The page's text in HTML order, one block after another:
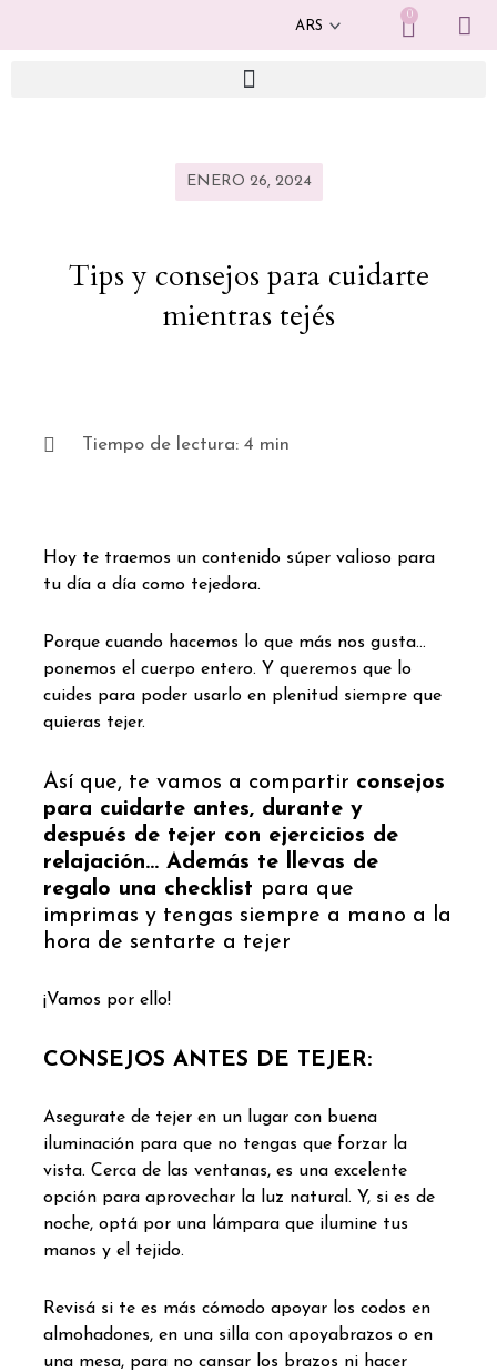
0
Cart
ENERO 26, 2024
Tips y consejos para cuidarte
mientras tejés
Tiempo de lectura: 4 min
Hoy te traemos un contenido súper valioso para
tu día a día como tejedora.
Porque cuando hacemos lo que más nos gusta…
ponemos el cuerpo entero. Y queremos que lo
cuides para poder usarlo en plenitud siempre que
quieras tejer.
Así que, te vamos a compartir consejos
para cuidarte antes, durante y
después de tejer con ejercicios de
relajación… Además te llevas de
regalo una checklist para que
imprimas y tengas siempre a mano a la
hora de sentarte a tejer
¡Vamos por ello!
CONSEJOS ANTES DE TEJER:
Asegurate de tejer en un lugar con buena
iluminación para que no tengas que forzar la
vista. Cerca de las ventanas, es una excelente
opción para aprovechar la luz natural. Y, si es de
noche, optá por una lámpara que ilumine tus
manos y el tejido.
Revisá si te es más cómodo apoyar los codos en
almohadones, en una silla con apoyabrazos o en
una mesa, para no cansar los brazos ni hacer